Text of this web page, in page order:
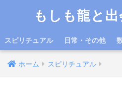
もしも龍と
スピリチュアル 日常・その他
ホーム スピリチュアル